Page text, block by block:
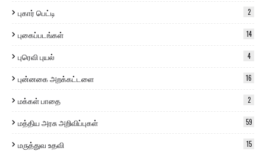
புகார் பெட்டி 2
புகைப்படங்கள் 14
புரெவி புயல் 4
புன்னகை அறக்கட்டளை 16
மக்கள் பாதை 2
மத்திய அரசு அறிவிப்புகள் 59
மருத்துவ உதவி 15